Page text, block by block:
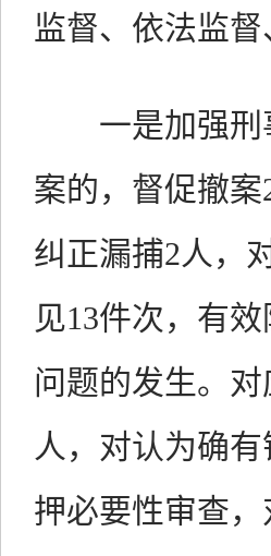
监督、依法监
一是加强刑
案的，督促撤
纠正漏捕2人，
见13件次，有
问题的发生。
人，对认为确
押必要性审查